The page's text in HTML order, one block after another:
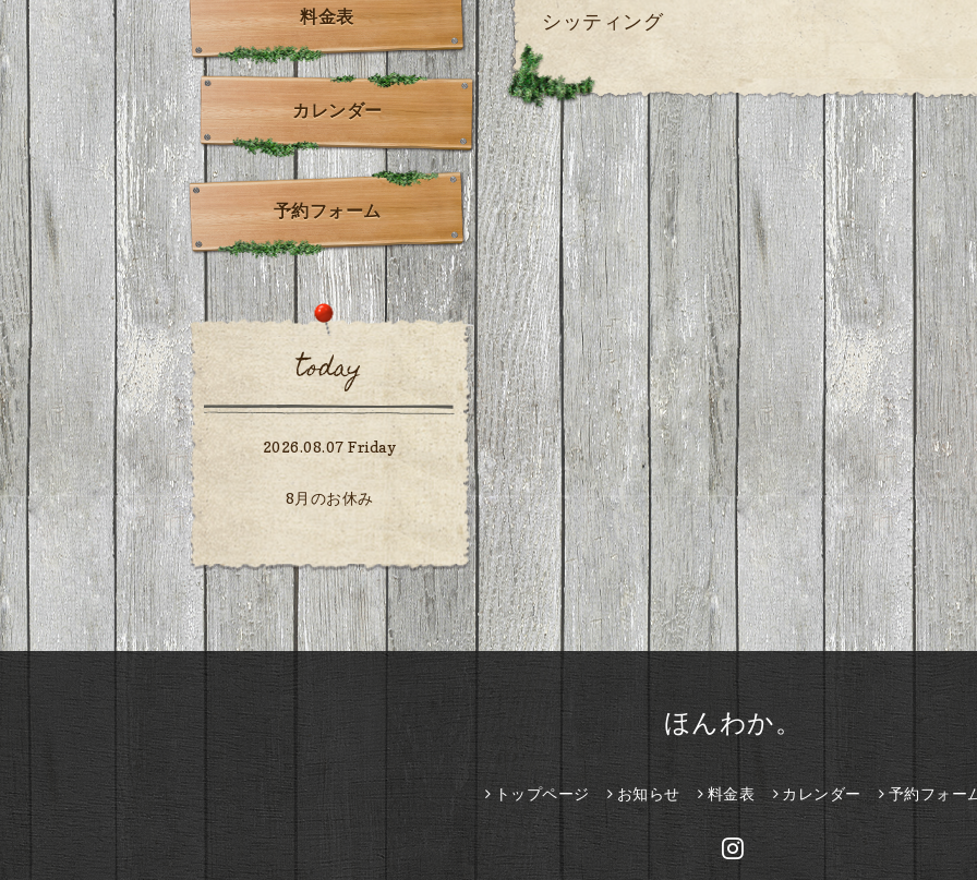
シッティング
料金表
カレンダー
予約フォーム
today
2026.08.07 Friday
8月のお休み
ほんわか。
トップページ お知らせ 料金表 カレンダー 予約フォー